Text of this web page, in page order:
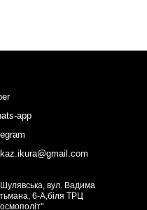
app
вул. Вадима
6-А,біля ТРЦ